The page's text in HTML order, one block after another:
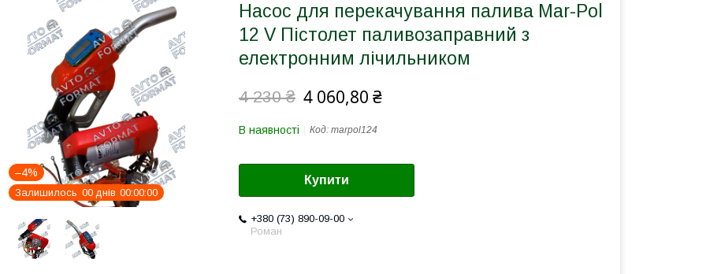
–4%
Залишилось 00 днів 00 00 00
Насос для перекачування палива Mar-Pol
12 V Пістолет паливозаправний з
електронним лічильником
4 230 ₴ 4 060,80 ₴
В наявності Код: marpol124
Купити
+380 (73) 890-09-00
Роман